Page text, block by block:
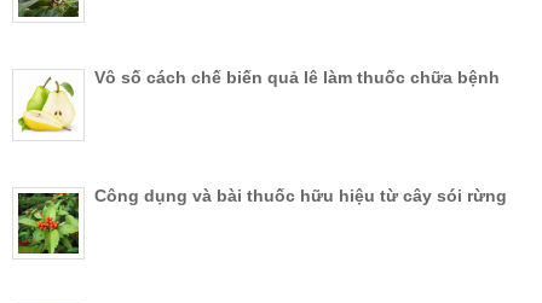
Vô số cách chế biến quả lê làm thuốc chữa bệnh
Công dụng và bài thuốc hữu hiệu từ cây sói rừng